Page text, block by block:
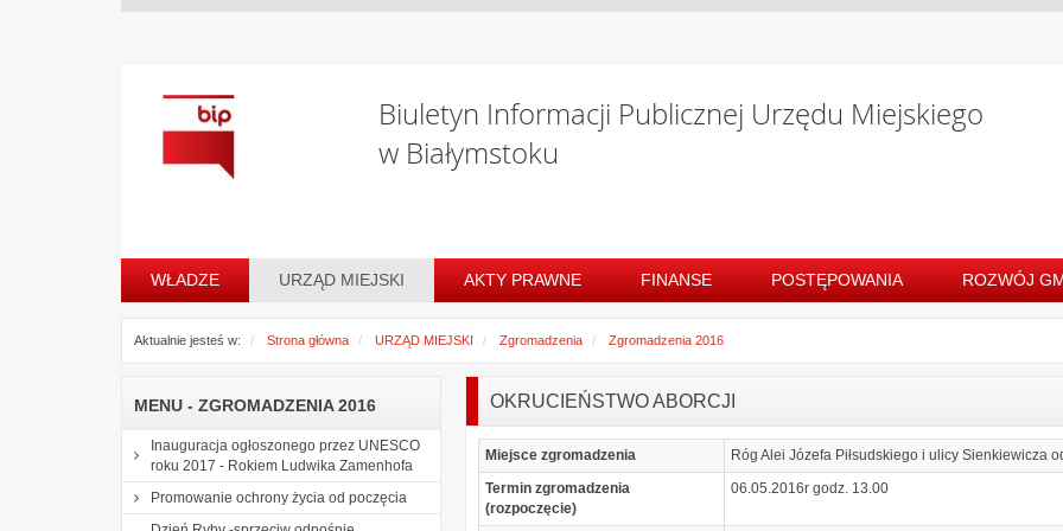
Biuletyn Informacji Publicznej Urzędu Miejskiego
w Białymstoku
WŁADZE URZĄD MIEJSKI AKTY PRAWNE FINANSE POSTĘPOWANIA ROZWÓJ
Aktualnie jesteś w: Strona główna URZĄD MIEJSKI Zgromadzenia Zgromadzenia 2016
MENU - ZGROMADZENIA 2016
Inauguracja ogłoszonego przez UNESCO
roku 2017 - Rokiem Ludwika Zamenhofa
Promowanie ochrony życia od poczęcia
OKRUCIEŃSTWO ABORCJI
Miejsce zgromadzenia
Róg Alei Józefa Piłsudskiego i ulicy Sienkiewicza
Termin zgromadzenia
(rozpoczęcie)
06.05.2016r godz. 13.00